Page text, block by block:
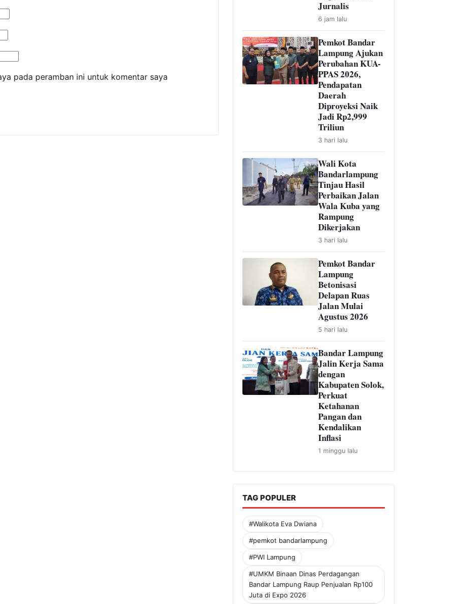
pada peramban ini untuk komentar saya
Jurnalis
6 jam lalu
Pemkot Bandar
Lampung Ajukan
Perubahan KUA-
PPAS 2026,
Pendapatan
Daerah
Diproyeksi Naik
Jadi Rp2,999
Triliun
3 hari lalu
Wali Kota
Bandarlampung
Tinjau Hasil
Perbaikan Jalan
Wala Kuba yang
Rampung
Dikerjakan
3 hari lalu
Pemkot Bandar
Lampung
Betonisasi
Delapan Ruas
Jalan Mulai
Agustus 2026
5 hari lalu
Bandar Lampung
Jalin Kerja Sama
dengan
Kabupaten Solok,
Perkuat
Ketahanan
Pangan dan
Kendalikan
Inflasi
1 minggu lalu
TAG POPULER
#Walikota Eva Dwiana
#pemkot bandarlampung
#PWI Lampung
#UMKM Binaan Dinas Perdagangan
Bandar Lampung Raup Penjualan Rp100
Juta di Expo 2026